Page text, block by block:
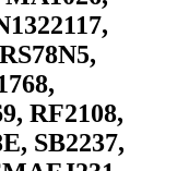
RF2108,
SB2237,